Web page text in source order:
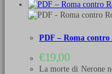
PDF – Roma contro
€19,00
La morte di Nerone